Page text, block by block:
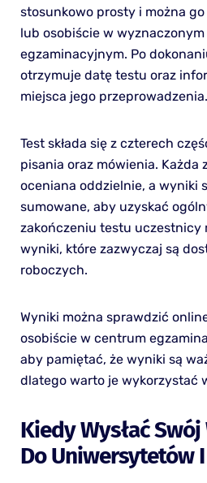
stosunkowo prosty i można
lub osobiście w
egzaminacyjnym. Po
otrzymuje datę testu oraz
miejsca jego przeprowadzenia.
Test składa się z czterech
pisania oraz mówienia. Każda
oceniana oddzielnie, a wyniki
sumowane, aby uzyskać
zakończeniu testu uczestnicy
wyniki, które zazwyczaj są
roboczych.
Wyniki można sprawdzić
osobiście w centrum
aby pamiętać, że wyniki są
dlatego warto je wykorzystać
Kiedy Wysłać Swój
Do Uniwersytetów